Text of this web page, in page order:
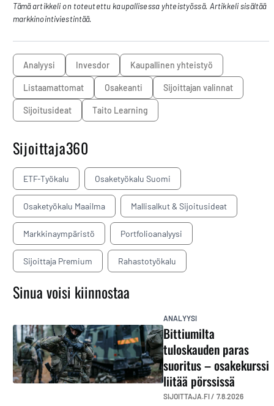
Tämä artikkeli on toteutettu kaupallisessa yhteistyössä. Artikkeli sisältää
markkinointiviestintää.
analyysi Invesdor Kaupallinen yhteistyö
listaamattomat osakeanti sijoittajan valinnat
sijoitusideat Taito Learning
Sijoittaja360
ETF-Työkalu Osaketyökalu Suomi
Osaketyökalu Maailma Mallisalkut & Sijoitusideat
Markkinaympäristö Portfolioanalyysi
Sijoittaja Premium Rahastotyökalu
Sinua voisi kiinnostaa
ANALYYSI
Bittiumilta
tuloskauden paras
suoritus – osakekurssi
liitää pörssissä
SIJOITTAJA.FI / 7.8.2026